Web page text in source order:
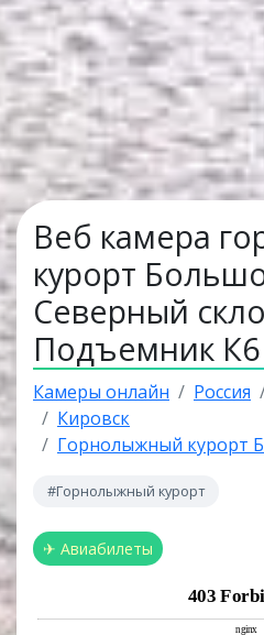
Веб камера
курорт
Северный
Подъемник К6
Камеры онлайн Россия
Кировск
Горнолыжный курорт
#Горнолыжный курорт
✈ Авиабилеты